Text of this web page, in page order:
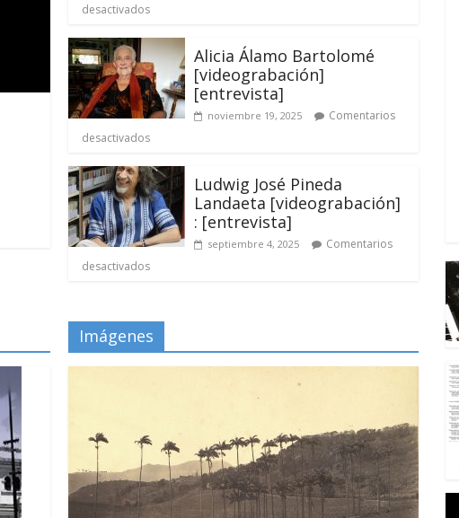
desactivados
Alicia Álamo Bartolomé
[videograbación]
[entrevista]
noviembre 19, 2025
Comentarios
desactivados
Ludwig José Pineda
Landaeta [videograbación]
: [entrevista]
septiembre 4, 2025
Comentarios
desactivados
Imágenes